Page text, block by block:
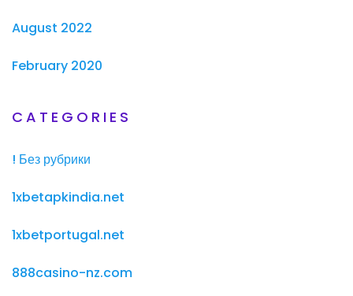
August 2022
February 2020
CATEGORIES
! Без рубрики
1xbetapkindia.net
1xbetportugal.net
888casino-nz.com